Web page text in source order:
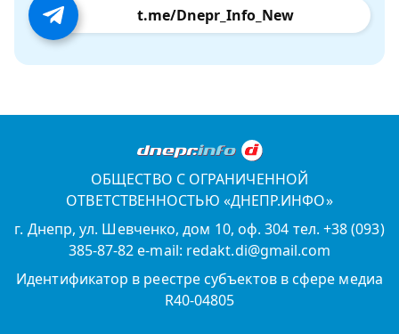
t.me/Dnepr_Info_New
ОБЩЕСТВО С ОГРАНИЧЕННОЙ
ОТВЕТСТВЕННОСТЬЮ «ДНЕПР.ИНФО»
г. Днепр, ул. Шевченко, дом 10, оф. 304 тел. +38 (093)
385-87-82 e-mail: redakt.di@gmail.com
Идентификатор в реестре субъектов в сфере медиа
R40-04805